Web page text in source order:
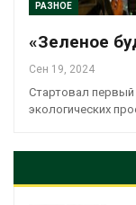
РАЗНОЕ
«Зеленое
Сен 19, 2024
Стартовал
экологических